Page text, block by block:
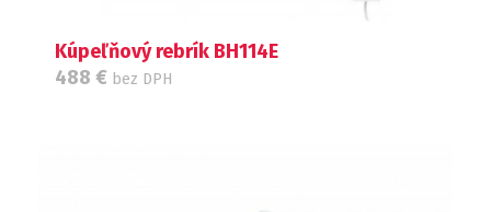
Kúpeľňový rebrík BH114E
488 € bez DPH